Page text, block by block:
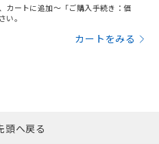
カートに追加～「ご購入手続き：価
い。
カートをみる
頭へ戻る